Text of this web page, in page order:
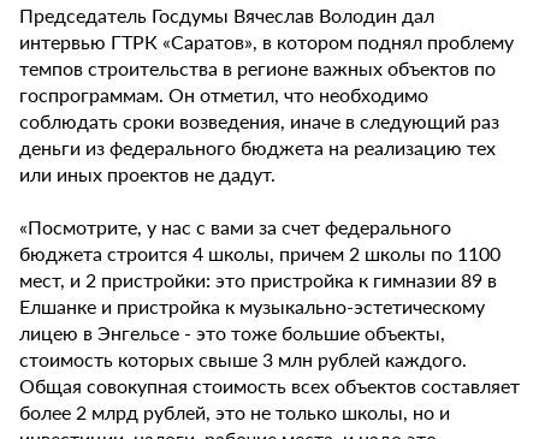
Председатель Госдумы Вячеслав Володин дал
интервью ГТРК «Саратов», в котором поднял проблему
темпов строительства в регионе важных объектов по
госпрограммам. Он отметил, что необходимо
соблюдать сроки возведения, иначе в следующий раз
деньги из федерального бюджета на реализацию тех
или иных проектов не дадут.
«Посмотрите, у нас с вами за счет федерального
бюджета строится 4 школы, причем 2 школы по 1100
мест, и 2 пристройки: это пристройка к гимназии 89 в
Елшанке и пристройка к музыкально-эстетическому
лицею в Энгельсе - это тоже большие объекты,
стоимость которых свыше 3 млн рублей каждого.
Общая совокупная стоимость всех объектов составляет
более 2 млрд рублей, это не только школы, но и